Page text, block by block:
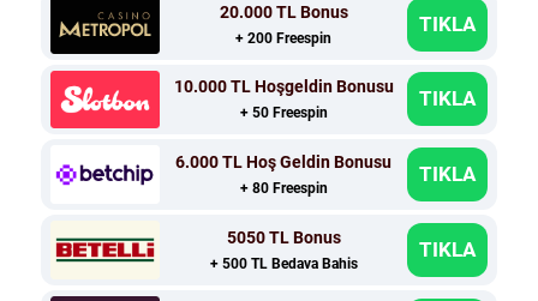
20.000 TL Bonus
+ 200 Freespin
TIKLA
10.000 TL Hoşgeldin Bonusu
+ 50 Freespin
TIKLA
6.000 TL Hoş Geldin Bonusu
+ 80 Freespin
TIKLA
5050 TL Bonus
+ 500 TL Bedava Bahis
TIKLA